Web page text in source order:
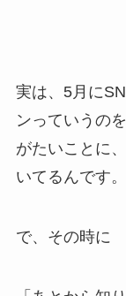
実は、5月に
ンっていうの
がたいことに
いてるんです。
で、その時に